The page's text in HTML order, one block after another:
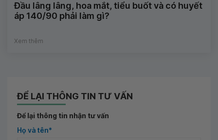
Đầu lâng lâng, hoa mắt, tiểu buốt và có huyết
áp 140/90 phải làm gì?
Xem thêm
ĐỂ LẠI THÔNG TIN TƯ VẤN
Để lại thông tin nhận tư vấn
Họ và tên*